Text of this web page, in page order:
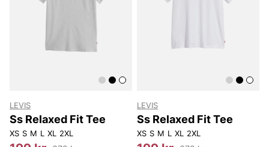
LEVIS
Ss Relaxed Fit Tee
XS S M L XL 2XL
LEVIS
Ss Relaxed Fit Tee
XS S M L XL 2XL